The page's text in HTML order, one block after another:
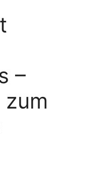
–